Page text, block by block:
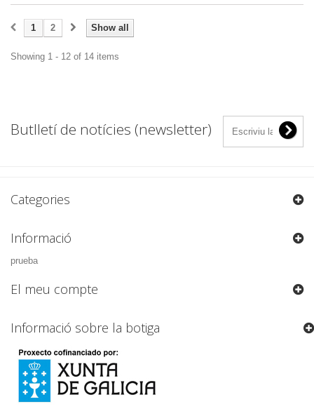
Show all
1 2
Showing 1 - 12 of 14 items
Butlletí de notícies (newsletter)
Categories
Informació
prueba
El meu compte
Informació sobre la botiga